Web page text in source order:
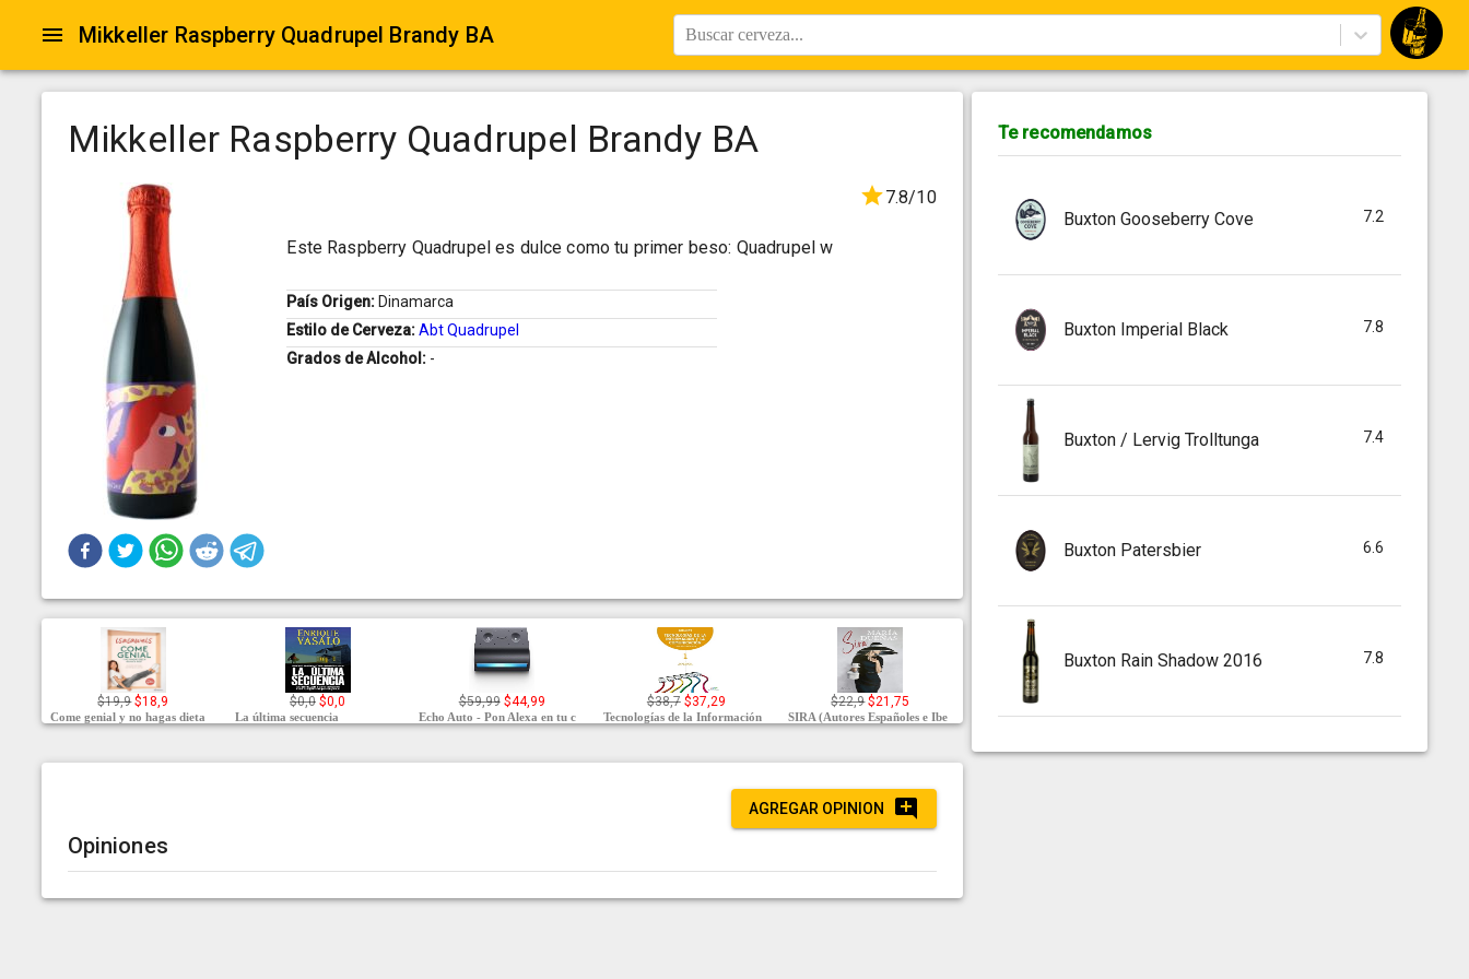
Mikkeller Raspberry Quadrupel Brandy BA Buscar cerveza...
Mikkeller Raspberry Quadrupel Brandy BA
7.8/10
Este Raspberry Quadrupel es dulce como tu primer beso: Quadrupel w
País Origen: Dinamarca
Estilo de Cerveza:Abt Quadrupel
Grados de Alcohol: -
$19,9 $18,9
Come genial y no hagas dieta
$0,0 $0,0
La última secuencia
$59,99 $44,99
Echo Auto - Pon Alexa en tu c
$38,7 $37,29
Tecnologías de la Información
$22,9 $21,75
SIRA (Autores Españoles e Ibe
AGREGAR OPINION
Opiniones
Te recomendamos
Buxton Gooseberry Cove 7.2
Buxton Imperial Black 7.8
Buxton / Lervig Trolltunga 7.4
Buxton Patersbier 6.6
Buxton Rain Shadow 2016 7.8